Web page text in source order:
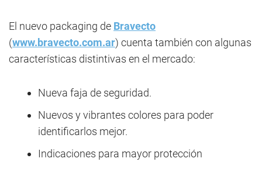
El nuevo packaging de Bravecto
(www.bravecto.com.ar) cuenta también con algunas
características distintivas en el mercado:
Nueva faja de seguridad.
Nuevos y vibrantes colores para poder
identificarlos mejor.
Indicaciones para mayor protección